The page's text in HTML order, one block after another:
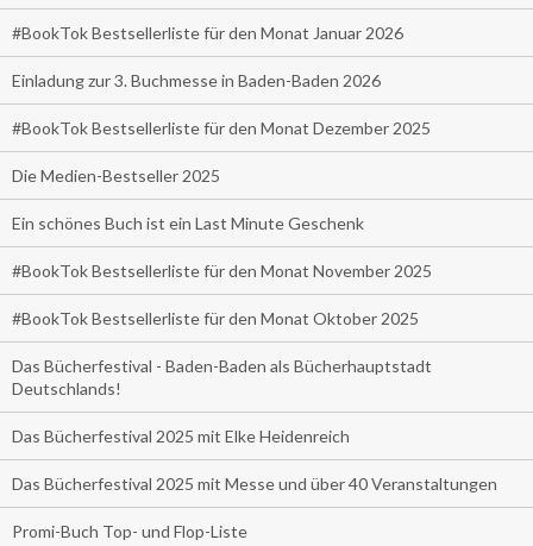
#BookTok Bestsellerliste für den Monat Januar 2026
Einladung zur 3. Buchmesse in Baden-Baden 2026
#BookTok Bestsellerliste für den Monat Dezember 2025
Die Medien-Bestseller 2025
Ein schönes Buch ist ein Last Minute Geschenk
#BookTok Bestsellerliste für den Monat November 2025
#BookTok Bestsellerliste für den Monat Oktober 2025
Das Bücherfestival - Baden-Baden als Bücherhauptstadt
Deutschlands!
Das Bücherfestival 2025 mit Elke Heidenreich
Das Bücherfestival 2025 mit Messe und über 40 Veranstaltungen
Promi-Buch Top- und Flop-Liste